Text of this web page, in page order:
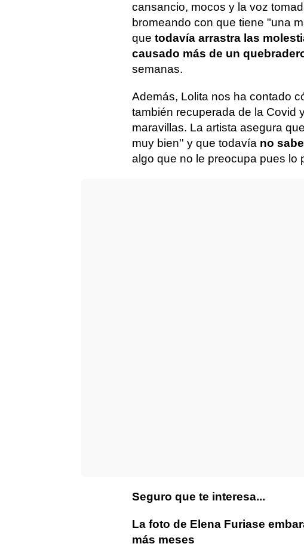
cansancio, mocos y la voz
bromeando con que tiene "una
que todavía arrastra las
causado más de un
semanas.
Además, Lolita nos ha contado
también recuperada de la Covid
maravillas. La artista asegura
muy bien'' y que todavía no
algo que no le preocupa pues lo
Seguro que te interesa...
La foto de Elena Furiase
más meses